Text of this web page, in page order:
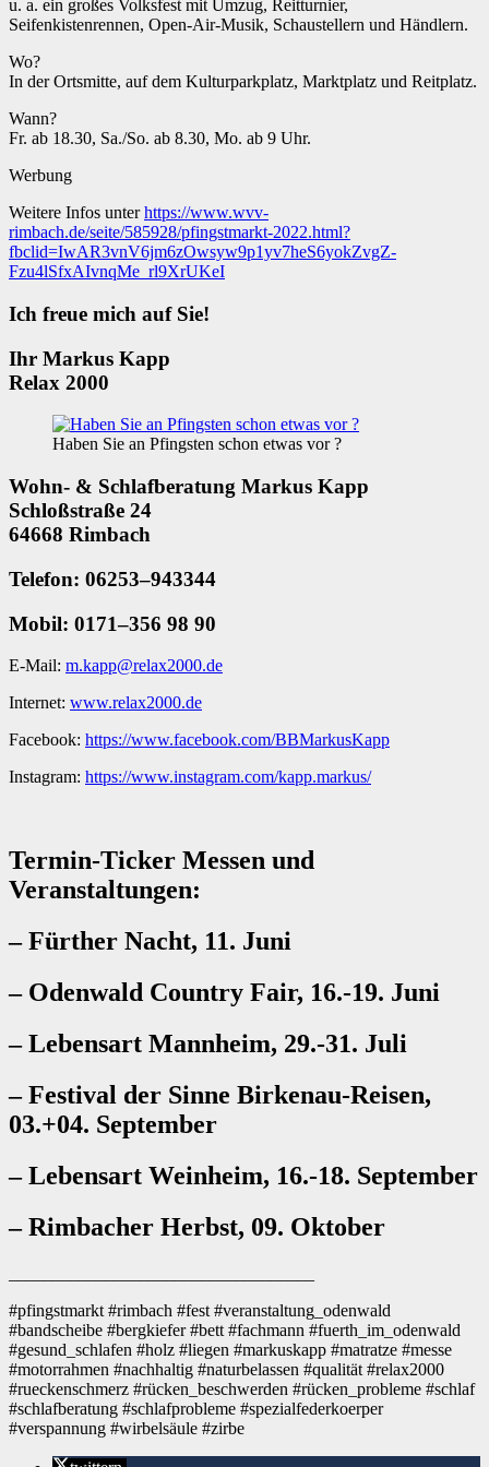
u. a. ein großes Volksfest mit Umzug, Reitturnier,
Seifenkistenrennen, Open-Air-Musik, Schaustellern und Händlern.
Wo?
In der Ortsmitte, auf dem Kulturparkplatz, Marktplatz und Reitplatz.
Wann?
Fr. ab 18.30, Sa./So. ab 8.30, Mo. ab 9 Uhr.
Werbung
Weitere Infos unterhttps://www.wvv-
rimbach.de/seite/585928/pfingstmarkt-2022.html?
fbclid=IwAR3vnV6jm6zOwsyw9p1yv7heS6yokZvgZ-
Fzu4lSfxAIvnqMe_rl9XrUKeI
Ich freue mich auf Sie!
Ihr Markus Kapp
Relax 2000
Haben Sie an Pfingsten schon etwas vor ?
Wohn- & Schlafberatung Markus Kapp
Schloßstraße 24
64668 Rimbach
Telefon: 06253–943344
Mobil: 0171–356 98 90
E-Mail: m.kapp@relax2000.de
Internet: www.relax2000.de
Facebook: https://www.facebook.com/BBMarkusKapp
Instagram: https://www.instagram.com/kapp.markus/
Termin-Ticker Messen und
Veranstaltungen:
– Fürther Nacht, 11. Juni
– Odenwald Country Fair, 16.-19. Juni
– Lebensart Mannheim, 29.-31. Juli
– Festival der Sinne Birkenau-Reisen,
03.+04. September
– Lebensart Weinheim, 16.-18. September
– Rimbacher Herbst, 09. Oktober
#pfingstmarkt #rimbach #fest #veranstaltung_odenwald
#bandscheibe #bergkiefer #bett #fachmann #fuerth_im_odenwald
#gesund_schlafen #holz #liegen #markuskapp #matratze #messe
#motorrahmen #nachhaltig #naturbelassen #qualität #relax2000
#rueckenschmerz #rücken_beschwerden #rücken_probleme #schlaf
#schlafberatung #schlafprobleme #spezialfederkoerper
#verspannung #wirbelsäule #zirbe